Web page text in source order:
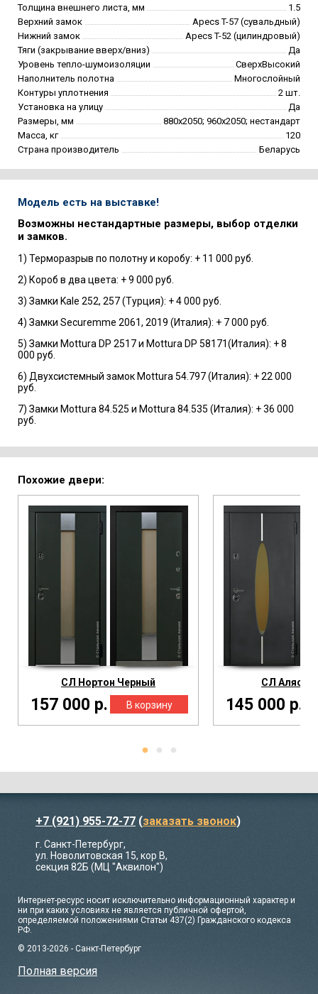
Толщина внешнего листа, мм
1.5
Верхний замок
Apecs T-57 (сувальдный)
Нижний замок
Apecs T-52 (цилиндровый)
Тяги (закрывание вверх/вниз)
Да
Уровень тепло-шумоизоляции
СверхВысокий
Наполнитель полотна
Многослойный
Контуры уплотнения
2 шт.
Установка на улицу
Да
Размеры, мм
880х2050; 960х2050; нестандарт
Масса, кг
120
Страна производитель
Беларусь
Модель есть на выставке!
Возможны нестандартные размеры, выбор отделки
и замков.
1) Терморазрыв по полотну и коробу: + 11 000 руб.
2) Короб в два цвета: + 9 000 руб.
3) Замки Kale 252, 257 (Турция): + 4 000 руб.
4) Замки Securemme 2061, 2019 (Италия): + 7 000 руб.
5) Замки Mottura DP 2517 и Mottura DP 58171(Италия): + 8
000 руб.
6) Двухсистемный замок Mottura 54.797 (Италия): + 22 000
руб.
7) Замки Mottura 84.525 и Mottura 84.535 (Италия): + 36 000
руб.
Похожие двери:
СЛ Нортон Черный
157 000 р.
СЛ Аляска
145 000 р.
+7 (921) 955-72-77 (заказать звонок)
г. Санкт-Петербург,
ул. Новолитовская 15, кор В,
секция 82Б (МЦ "Аквилон")
Интернет-ресурс носит исключительно информационный характер и
ни при каких условиях не является публичной офертой,
определяемой положениями Статьи 437(2) Гражданского кодекса
РФ.
© 2013-2026 - Санкт-Петербург
Полная версия